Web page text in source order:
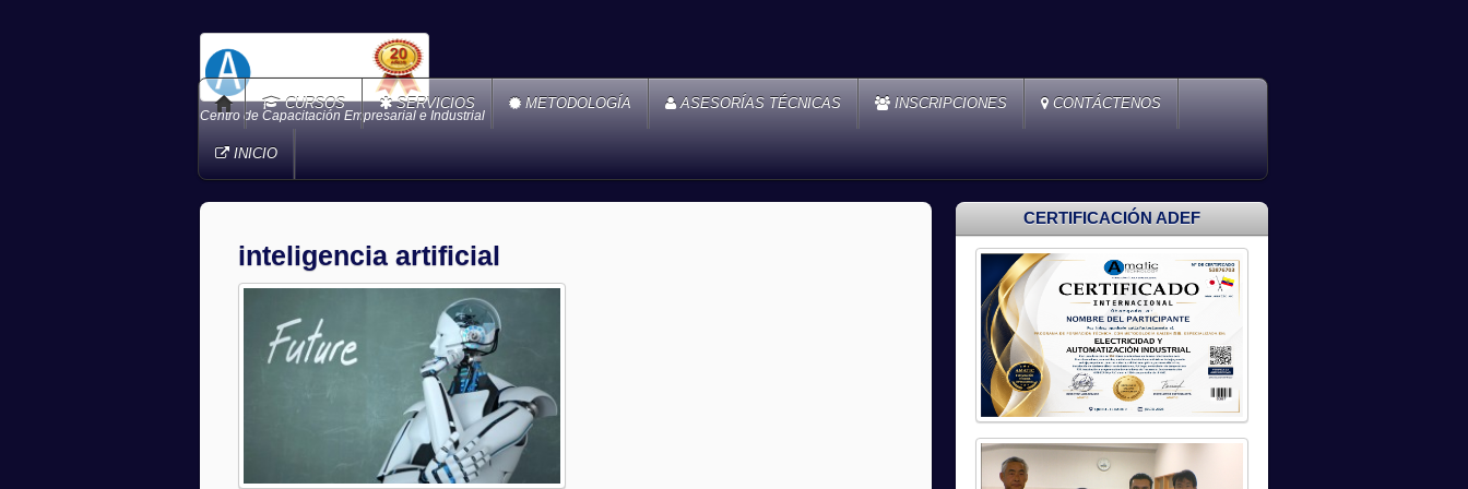
Centro de Capacitación Empresarial e Industrial
CURSOS SERVICIOS METODOLOGÍA ASESORÍAS TÉCNICAS INSCRIPCIONES CONTÁCTENOS
INICIO
inteligencia artificial
CERTIFICACIÓN ADEF